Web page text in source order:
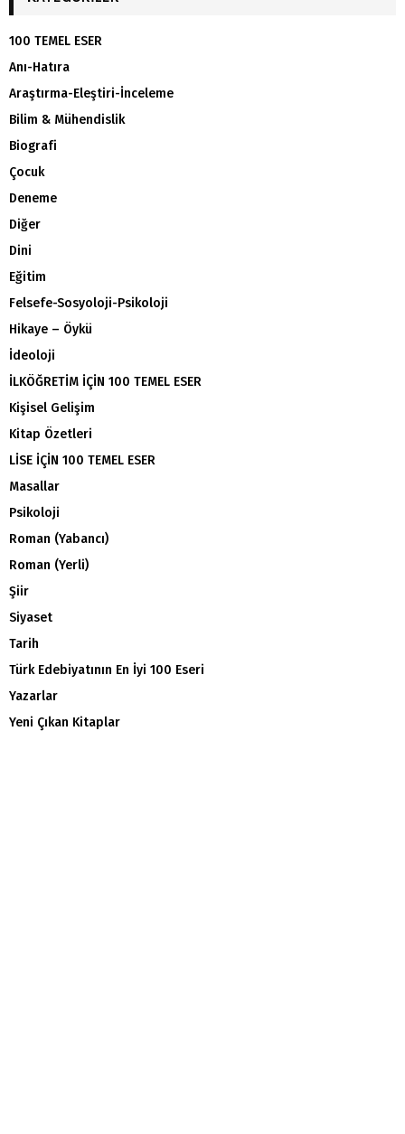
100 TEMEL ESER
Anı-Hatıra
Araştırma-Eleştiri-İnceleme
Bilim & Mühendislik
Biografi
Çocuk
Deneme
Diğer
Dini
Eğitim
Felsefe-Sosyoloji-Psikoloji
Hikaye – Öykü
İdeoloji
İLKÖĞRETİM İÇİN 100 TEMEL ESER
Kişisel Gelişim
Kitap Özetleri
LİSE İÇİN 100 TEMEL ESER
Masallar
Psikoloji
Roman (Yabancı)
Roman (Yerli)
Şiir
Siyaset
Tarih
Türk Edebiyatının En İyi 100 Eseri
Yazarlar
Yeni Çıkan Kitaplar